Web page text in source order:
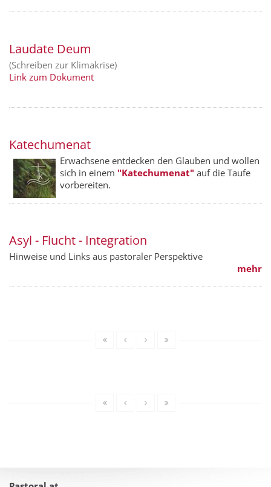
Laudate Deum
(Schreiben zur Klimakrise)
Link zum Dokument
Katechumenat
Erwachsene entdecken den Glauben und wollen
sich in einem "Kate­chumenat" auf die Taufe
vorbereiten.
Asyl - Flucht - Integration
Hinweise und Links aus pastoraler Perspektive
mehr